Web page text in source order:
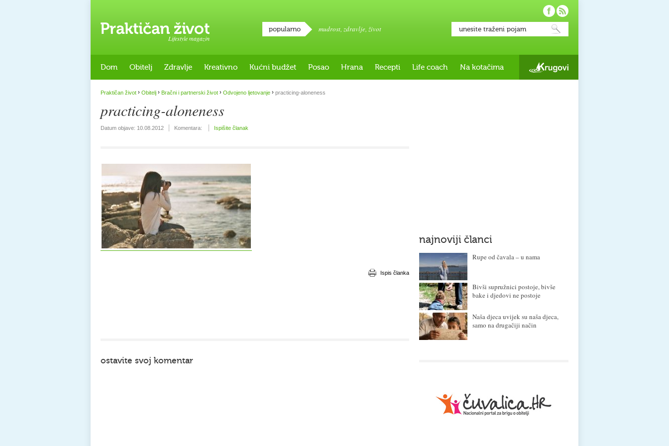
Lifestyle magazin
popularno mudrost, zdravlje, život
Dom Obitelj Zdravlje Kreativno Kućni budžet Posao Hrana Recepti Life coach Na kotačima
Praktičan život › Obitelj › Bračni i partnerski život › Odvojeno ljetovanje › practicing-aloneness
practicing-aloneness
Datum objave: 10.08.2012 Komentara: Ispišite članak
Ispis članka
ostavite svoj komentar
najnoviji članci
Rupe od čavala – u nama
Bivši supružnici postoje, bivše
bake i djedovi ne postoje
Naša djeca uvijek su naša djeca,
samo na drugačiji način